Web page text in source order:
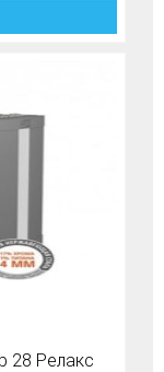
28 Релакс